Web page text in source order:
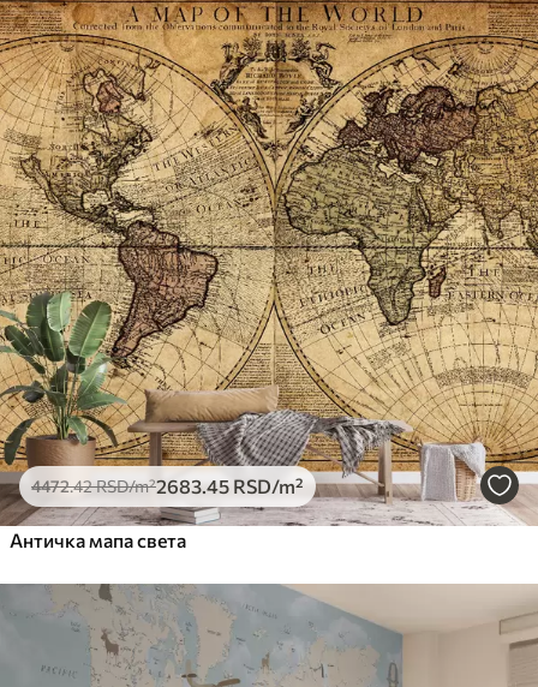
4472.42RSD/m²2683.45 RSD/m²
Античка мапа света